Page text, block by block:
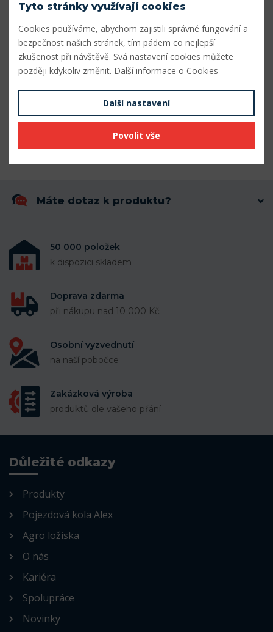
Šířka profilu (mm)
Výška profilu (mm)
Vnitřní délka Li (mm) 6992
Výpočtová délka Lw (mm) 7112
Máte dotaz k produktu?
50 000 položek
k dispozici skladem
Doprava zdarma
při nákupu nad 10 000 Kč
Osobní vyzvednutí
na naší pobočce
Zakázková výroba
produktů dle vašeho přání
Důležité odkazy
Produkty
Pojezdová kola Alex
Agro ložiska
O nás
Kariéra
Spolupráce
Novinky
Tyto stránky využívají cookies
Cookies používáme, abychom zajistili správné fungování a
bezpečnost našich stránek, tím pádem co nejlepší
zkušenost při návštěvě. Svá nastavení cookies můžete
později kdykoliv změnit. Další informace o Cookies
Další nastavení
Povolit vše